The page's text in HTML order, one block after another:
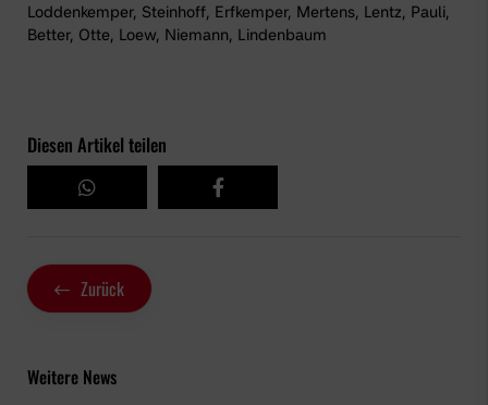
Loddenkemper, Steinhoff, Erfkemper, Mertens, Lentz, Pauli,
Better, Otte, Loew, Niemann, Lindenbaum
Diesen Artikel teilen
Zurück
Weitere News